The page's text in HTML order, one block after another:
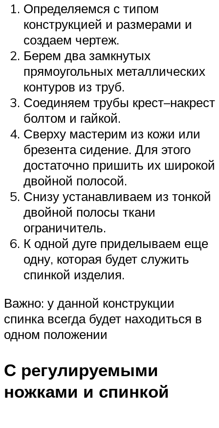
Определяемся с типом
конструкцией и размерами и
создаем чертеж.
Берем два замкнутых
прямоугольных металлических
контуров из труб.
Соединяем трубы крест–накрест
болтом и гайкой.
Сверху мастерим из кожи или
брезента сидение. Для этого
достаточно пришить их широкой
двойной полосой.
Снизу устанавливаем из тонкой
двойной полосы ткани
ограничитель.
К одной дуге приделываем еще
одну, которая будет служить
спинкой изделия.
Важно: у данной конструкции
спинка всегда будет находиться в
одном положении
С регулируемыми
ножками и спинкой